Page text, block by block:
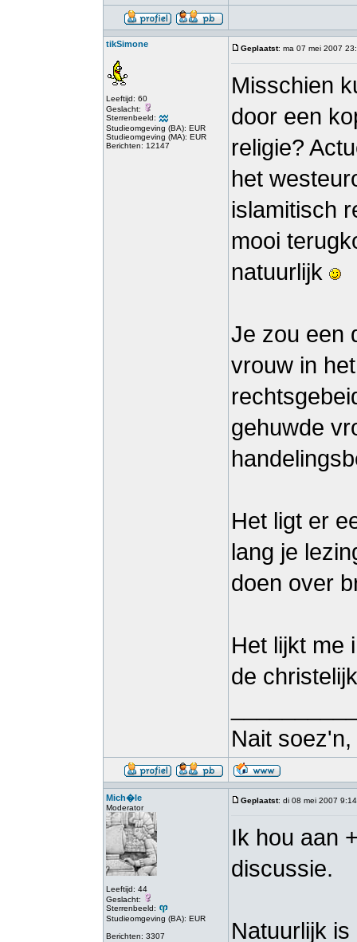
tikSimone
Leeftijd: 60
Geslacht:
Sterrenbeeld:
Studieomgeving (BA): EUR
Studieomgeving (MA): EUR
Berichten: 12147
Geplaatst: ma 07 mei 2007
Misschien
door een
religie?
het
islamitisch
mooi
natuurlijk
Je zou een
vrouw in
gehuwde
Het ligt er
lang je
doen over
Het lijkt me
de
Nait
Mich�le
Moderator
Leeftijd: 44
Geslacht:
Sterrenbeeld:
Studieomgeving (BA): EUR
Berichten: 3307
Geplaatst: di 08 mei 2007 9:14
Ik hou aan
discussie.
Natuurlijk